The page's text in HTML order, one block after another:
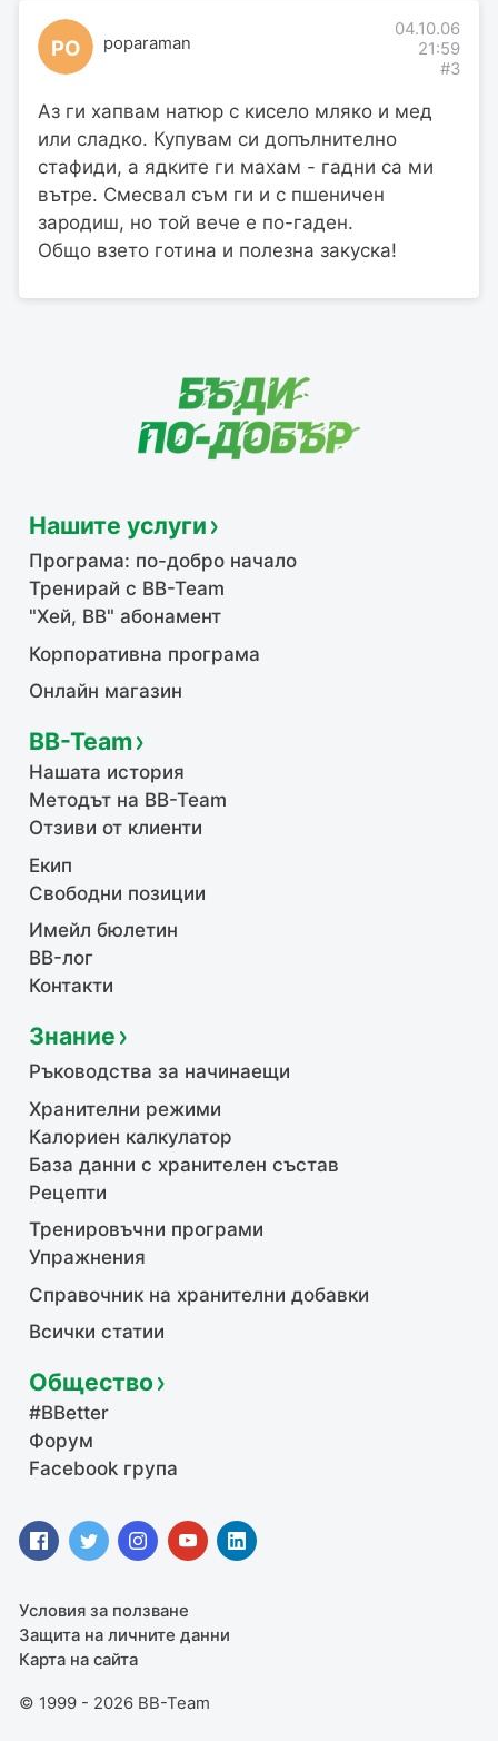
PO poparaman
04.10.06
21:59
#3
Аз ги хапвам натюр с кисело мляко и мед
или сладко. Купувам си допълнително
стафиди, а ядките ги махам - гадни са ми
вътре. Смесвал съм ги и с пшеничен
зародиш, но той вече е по-гаден.
Общо взето готина и полезна закуска!
Нашите услуги
Програма: по-добро начало
Тренирай с BB-Team
"Хей, ВВ" абонамент
Корпоративна програма
Онлайн магазин
BB-Team
Нашата история
Методът на BB-Team
Отзиви от клиенти
Екип
Свободни позиции
Имейл бюлетин
BB-лог
Контакти
Знание
Ръководства за начинаещи
Хранителни режими
Калориен калкулатор
База данни с хранителен състав
Рецепти
Тренировъчни програми
Упражнения
Справочник на хранителни добавки
Всички статии
Общество
#BBetter
Форум
Facebook група
Условия за ползване
Защита на личните данни
Карта на сайта
© 1999 - 2026 BB-Team